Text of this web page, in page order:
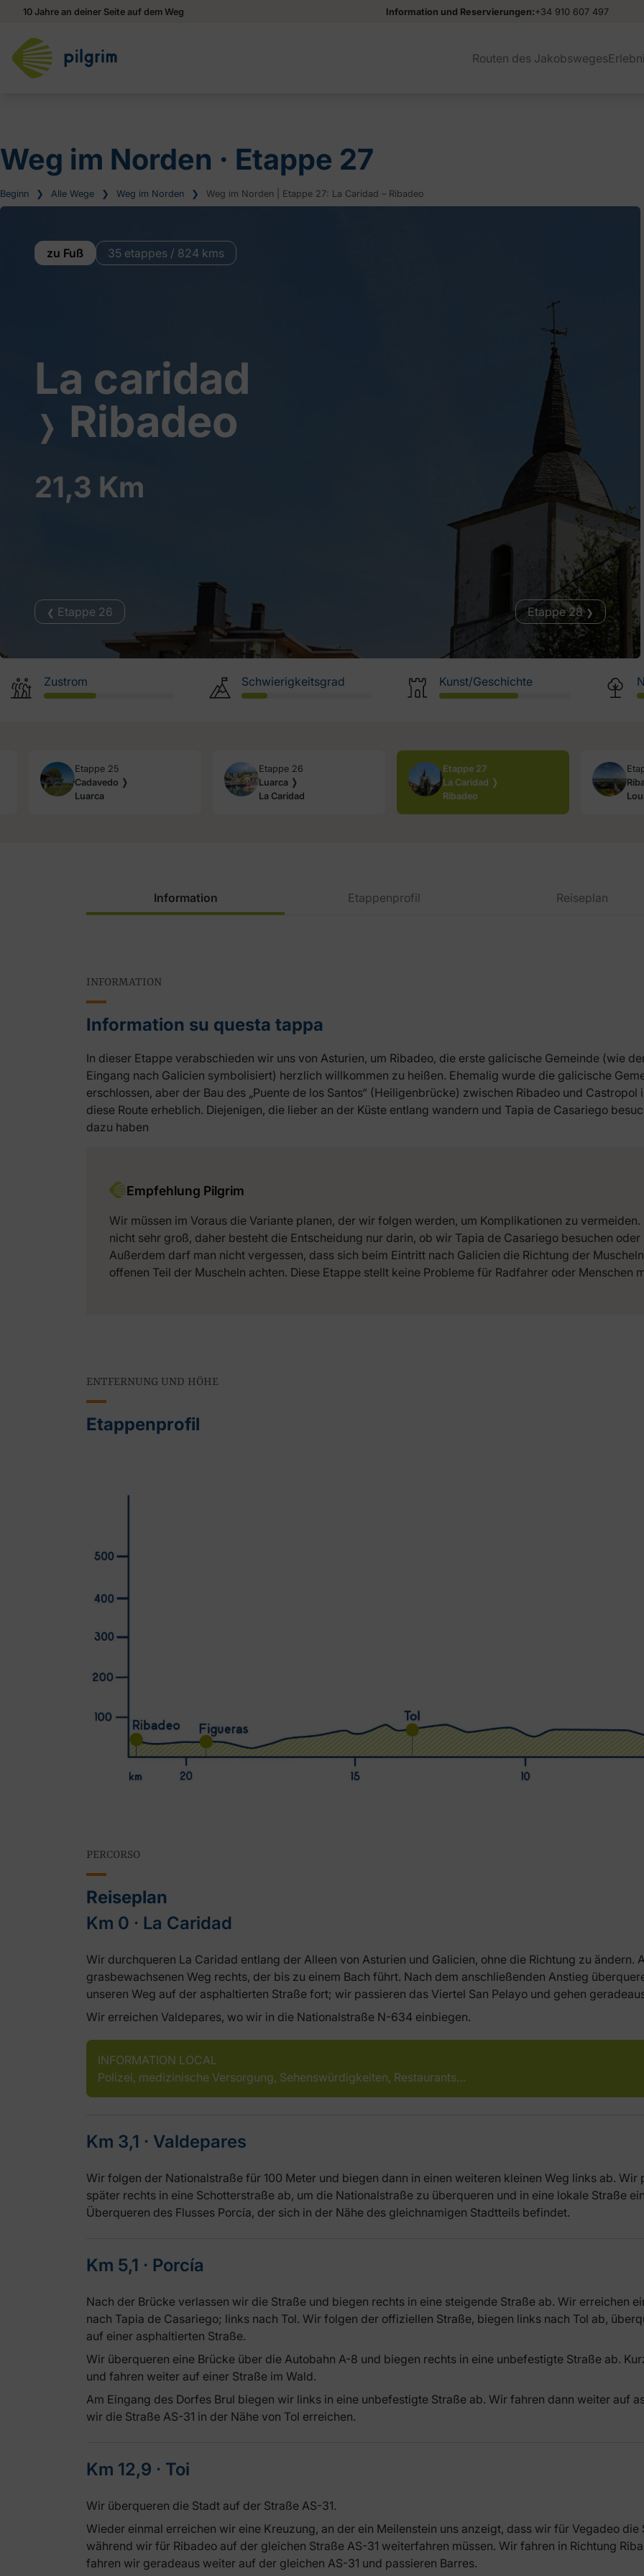
10 Jahre an deiner Seite auf dem Weg Information und Reservierungen:+34 910 607 497
Routen des Jakobsweges
Weg im Norden ‧ Etappe 27
Beginn ❯ Alle Wege ❯ Weg im Norden ❯ Weg im Norden | Etappe 27: La Caridad – Ribadeo
zu Fuß 35 etappes / 824 kms
La caridad
❭ Ribadeo
21,3 Km
❮ Etappe 26 Etappe 28 ❯
Zustrom Schwierigkeitsgrad Kunst/Geschichte
Etappe 25
Cadavedo ❭
Luarca
Etappe 26
Luarca ❭
La Caridad
Etappe 27
La Caridad ❭
Ribadeo
Information Etappenprofil Reiseplan
INFORMATION
Information su questa tappa
In dieser Etappe verabschieden wir uns von Asturien, um Ribadeo, die erste galicische Gemeinde (wie
Eingang nach Galicien symbolisiert) herzlich willkommen zu heißen. Ehemalig wurde die galicische
erschlossen, aber der Bau des „Puente de los Santos“ (Heiligenbrücke) zwischen Ribadeo und
diese Route erheblich. Diejenigen, die lieber an der Küste entlang wandern und Tapia de Casariego
dazu haben
Empfehlung Pilgrim
Wir müssen im Voraus die Variante planen, der wir folgen werden, um Komplikationen zu
nicht sehr groß, daher besteht die Entscheidung nur darin, ob wir Tapia de Casariego besuchen
Außerdem darf man nicht vergessen, dass sich beim Eintritt nach Galicien die Richtung der
offenen Teil der Muscheln achten. Diese Etappe stellt keine Probleme für Radfahrer oder Menschen
ENTFERNUNG UND HÖHE
Etappenprofil
PERCORSO
Reiseplan
Km 0 ‧ La Caridad
Wir durchqueren La Caridad entlang der Alleen von Asturien und Galicien, ohne die Richtung zu ändern.
grasbewachsenen Weg rechts, der bis zu einem Bach führt. Nach dem anschließenden Anstieg
unseren Weg auf der asphaltierten Straße fort; wir passieren das Viertel San Pelayo und gehen
Wir erreichen Valdepares, wo wir in die Nationalstraße N-634 einbiegen.
INFORMATION LOCAL
Polizei, medizinische Versorgung, Sehenswürdigkeiten, Restaurants…
Km 3,1 ‧ Valdepares
Wir folgen der Nationalstraße für 100 Meter und biegen dann in einen weiteren kleinen Weg links ab.
später rechts in eine Schotterstraße ab, um die Nationalstraße zu überqueren und in eine lokale Straße
Überqueren des Flusses Porcía, der sich in der Nähe des gleichnamigen Stadtteils befindet.
Km 5,1 ‧ Porcía
Nach der Brücke verlassen wir die Straße und biegen rechts in eine steigende Straße ab. Wir erreichen
nach Tapia de Casariego; links nach Tol. Wir folgen der offiziellen Straße, biegen links nach Tol ab,
auf einer asphaltierten Straße.
Wir überqueren eine Brücke über die Autobahn A-8 und biegen rechts in eine unbefestigte Straße ab.
und fahren weiter auf einer Straße im Wald.
Am Eingang des Dorfes Brul biegen wir links in eine unbefestigte Straße ab. Wir fahren dann weiter auf
wir die Straße AS-31 in der Nähe von Tol erreichen.
Km 12,9 ‧ Toi
Wir überqueren die Stadt auf der Straße AS-31.
Wieder einmal erreichen wir eine Kreuzung, an der ein Meilenstein uns anzeigt, dass wir für Vegadeo
während wir für Ribadeo auf der gleichen Straße AS-31 weiterfahren müssen. Wir fahren in Richtung
fahren wir geradeaus weiter auf der gleichen AS-31 und passieren Barres.